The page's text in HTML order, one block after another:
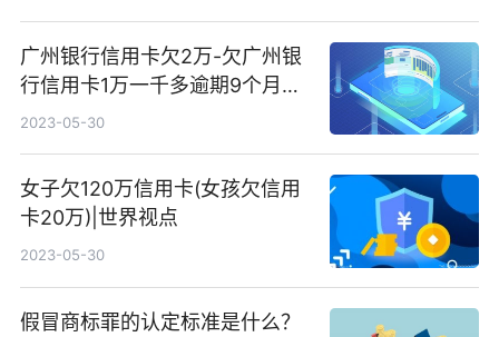
广州银行信用卡欠2万-欠广州银
行信用卡1万一千多逾期9个月了|
头条
2023-05-30
女子欠120万信用卡(女孩欠信用
卡20万)|世界视点
2023-05-30
假冒商标罪的认定标准是什么？